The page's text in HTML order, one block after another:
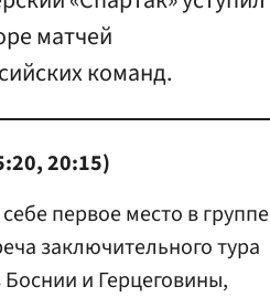
матчей
команд.
20:15)
первое место в группе
заключительного тура
и Герцеговины,